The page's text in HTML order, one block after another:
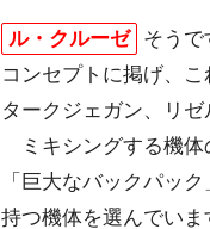
ル・クルーゼ
そうで
コンセプトに掲げ、
タークジェガン、リゼ
ミキシングする機体
「巨大なバックパッ
持つ機体を選んでい